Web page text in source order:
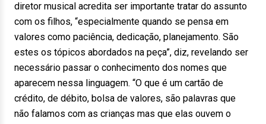
diretor musical acredita ser importante tratar do assunto
com os filhos, “especialmente quando se pensa em
valores como paciência, dedicação, planejamento. São
estes os tópicos abordados na peça”, diz, revelando ser
necessário passar o conhecimento dos nomes que
aparecem nessa linguagem. “O que é um cartão de
crédito, de débito, bolsa de valores, são palavras que
não falamos com as crianças mas que elas ouvem o